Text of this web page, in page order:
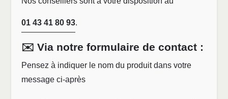
01 43 41 80 93.
✉️ Via notre formulaire de contact :
Pensez à indiquer le nom du produit dans votre
message ci-après